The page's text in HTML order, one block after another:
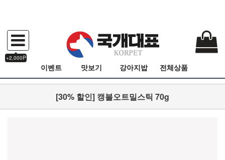
+2,000P
이벤트 맛보기 강아지밥 전체상품
[30% 할인] 캥블오트밀스틱 70g